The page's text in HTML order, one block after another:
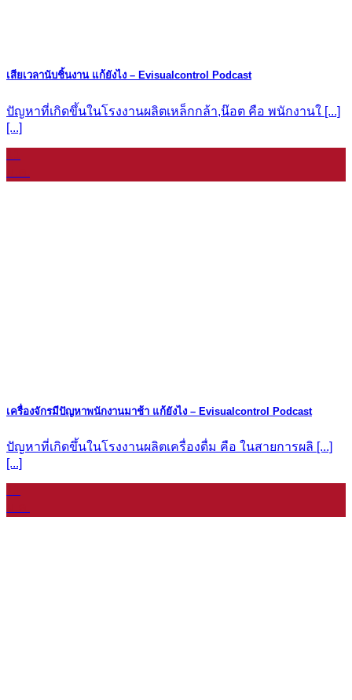
เสียเวลานับชิ้นงาน แก้ยังไง – Evisualcontrol Podcast
ปัญหาที่เกิดขึ้นในโรงงานผลิตเหล็กกล้า,น๊อต คือ พนักงานใ [...]
[...]
เครื่องจักรมีปัญหาพนักงานมาช้า แก้ยังไง – Evisualcontrol Podcast
ปัญหาที่เกิดขึ้นในโรงงานผลิตเครื่องดื่ม คือ ในสายการผลิ [...]
[...]